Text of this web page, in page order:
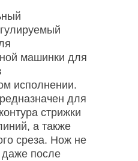
машинки для
исполнении.
для
стрижки
а также
среза. Нож не
даже после